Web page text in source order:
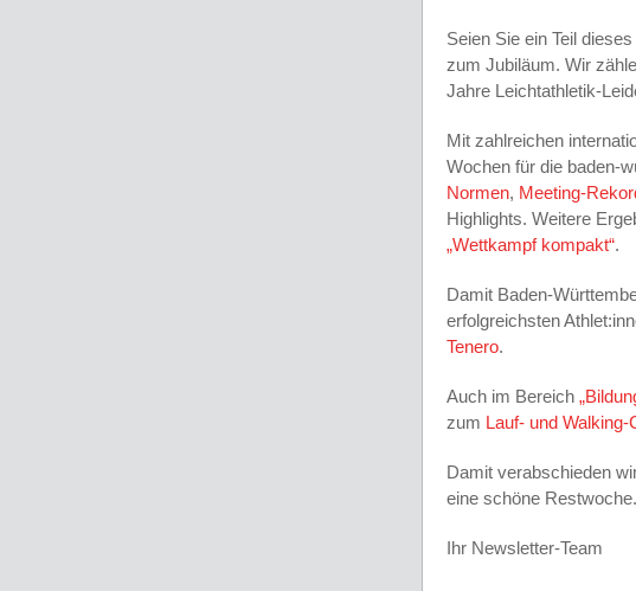
Seien Sie ein Teil
zum Jubiläum. Wir
Jahre Leichtathletik-
Mit zahlreichen
Wochen für die baden-
Normen, Meeting-
Highlights. Weitere
„Wettkampf kompakt“.
Damit Baden-
erfolgreichsten
Tenero.
Auch im Bereich
zum Lauf- und Walking-
Damit verabschieden
eine schöne Restwoche.
Ihr Newsletter-Team